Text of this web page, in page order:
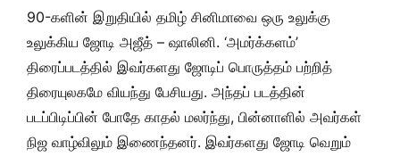
90-களின் இறுதியில் தமிழ் சினிமாவை ஒரு உலுக்கு
உலுக்கிய ஜோடி அஜீத் – ஷாலினி. ‘அமர்க்களம்’
திரைப்படத்தில் இவர்களது ஜோடிப் பொருத்தம் பற்றித்
திரையுலகமே வியந்து பேசியது. அந்தப் படத்தின்
படப்பிடிப்பின் போதே காதல் மலர்ந்து, பின்னாளில் அவர்கள்
நிஜ வாழ்விலும் இணைந்தனர். இவர்களது ஜோடி வெறும்